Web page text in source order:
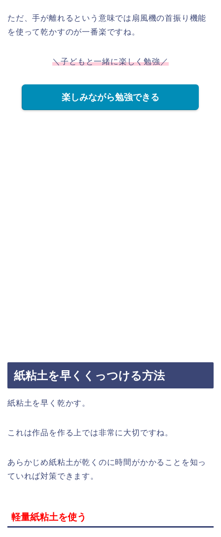
ただ、手が離れるという意味では扇風機の首振り機能
を使って乾かすのが一番楽ですね。
＼子どもと一緒に楽しく勉強／
楽しみながら勉強できる
紙粘土を早くくっつける方法
紙粘土を早く乾かす。
これは作品を作る上では非常に大切ですね。
あらかじめ紙粘土が乾くのに時間がかかることを知っ
ていれば対策できます。
軽量紙粘土を使う